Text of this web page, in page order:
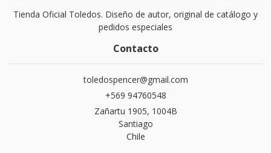
Tienda Oficial Toledos. Diseño de autor, original de catálogo y
pedidos especiales
Contacto
toledospencer@gmail.com
+569 94760548
Zañartu 1905, 1004B
Santiago
Chile